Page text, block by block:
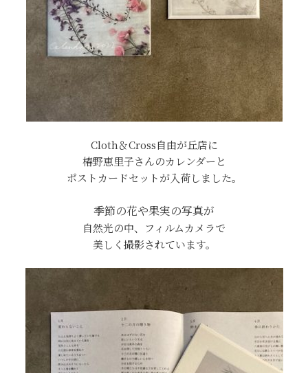
Cloth＆Cross自由が丘店に
椿野恵里子さんのカレンダーと
ポストカードセットが入荷しました。
季節の花や果実の写真が
自然光の中、フィルムカメラで
美しく撮影されています。